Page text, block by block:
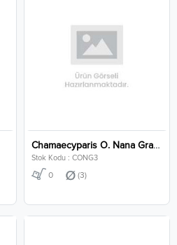
Chamaecyparis O. Nana Gracilis Clt 3
Stok Kodu : CONG3
0 (3)